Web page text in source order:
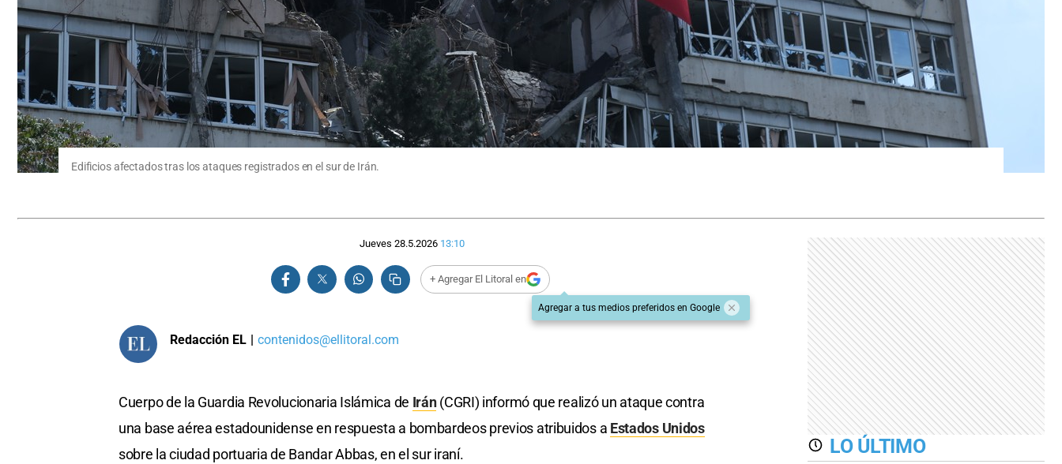
Edificios afectados tras los ataques registrados en el sur de Irán.
Jueves 28.5.2026 13:10
+ Agregar El Litoral en
Agregar a tus medios preferidos en Google
Redacción EL | contenidos@ellitoral.com
Cuerpo de la Guardia Revolucionaria Islámica de Irán(CGRI) informó que realizó un ataque contra
una base aérea estadounidense en respuesta a bombardeos previos atribuidos a Estados Unidos
sobre la ciudad portuaria de Bandar Abbas, en el sur iraní.
LO ÚLTIMO